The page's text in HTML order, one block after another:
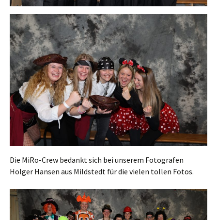
Die MiRo-Crew bedankt sich bei unserem Fotografen
Holger Hansen aus Mildstedt für die vielen tollen Fotos.